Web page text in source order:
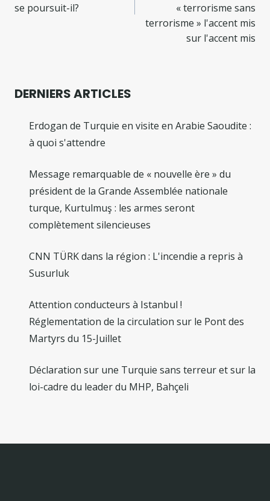
se poursuit-il?
« terrorisme sans
terrorisme » l'accent mis
sur l'accent mis
DERNIERS ARTICLES
Erdogan de Turquie en visite en Arabie Saoudite :
à quoi s'attendre
Message remarquable de « nouvelle ère » du
président de la Grande Assemblée nationale
turque, Kurtulmuş : les armes seront
complètement silencieuses
CNN TÜRK dans la région : L'incendie a repris à
Susurluk
Attention conducteurs à Istanbul !
Réglementation de la circulation sur le Pont des
Martyrs du 15-Juillet
Déclaration sur une Turquie sans terreur et sur la
loi-cadre du leader du MHP, Bahçeli